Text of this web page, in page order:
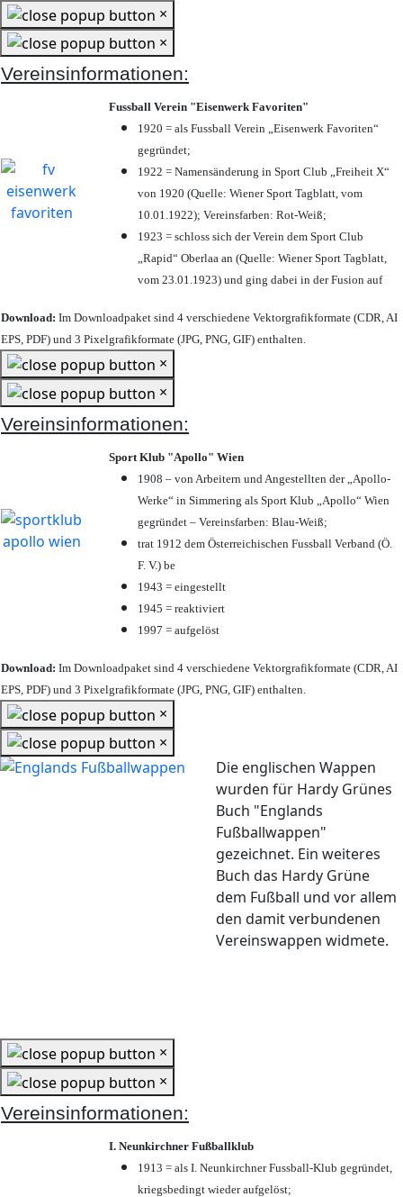
×
×
Vereinsinformationen:
Fussball Verein "Eisenwerk Favoriten"
1920 = als Fussball Verein „Eisenwerk Favoriten“
gegründet;
1922 = Namensänderung in Sport Club „Freiheit X“
von 1920 (Quelle: Wiener Sport Tagblatt, vom
10.01.1922); Vereinsfarben: Rot-Weiß;
1923 = schloss sich der Verein dem Sport Club
„Rapid“ Oberlaa an (Quelle: Wiener Sport Tagblatt,
vom 23.01.1923) und ging dabei in der Fusion auf
Download: Im Downloadpaket sind 4 verschiedene Vektorgrafikformate (CDR, AI
EPS, PDF) und 3 Pixelgrafikformate (JPG, PNG, GIF) enthalten.
×
×
Vereinsinformationen:
Sport Klub "Apollo" Wien
1908 – von Arbeitern und Angestellten der „Apollo-
Werke“ in Simmering als Sport Klub „Apollo“ Wien
gegründet – Vereinsfarben: Blau-Weiß;
trat 1912 dem Österreichischen Fussball Verband (Ö.
F. V.) be
1943 = eingestellt
1945 = reaktiviert
1997 = aufgelöst
Download: Im Downloadpaket sind 4 verschiedene Vektorgrafikformate (CDR, AI
EPS, PDF) und 3 Pixelgrafikformate (JPG, PNG, GIF) enthalten.
×
×
Die englischen Wappen
wurden für Hardy Grünes
Buch "Englands
Fußballwappen"
gezeichnet. Ein weiteres
Buch das Hardy Grüne
dem Fußball und vor allem
den damit verbundenen
Vereinswappen widmete.
×
×
Vereinsinformationen:
I. Neunkirchner Fußballklub
1913 = als I. Neunkirchner Fussball-Klub gegründet,
kriegsbedingt wieder aufgelöst;